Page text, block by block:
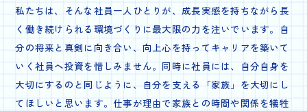
私たちは、そんな社員一人ひとりが、成長実感を持ちながら長
く働き続けられる環境づくりに最大限の力を注いでいます。自
分の将来と真剣に向き合い、向上心を持ってキャリアを築いて
いく社員へ投資を惜しみません。同時に社員には、自分自身を
大切にするのと同じように、自分を支える「家族」を大切にし
てほしいと思います。仕事が理由で家族との時間や関係を犠牲